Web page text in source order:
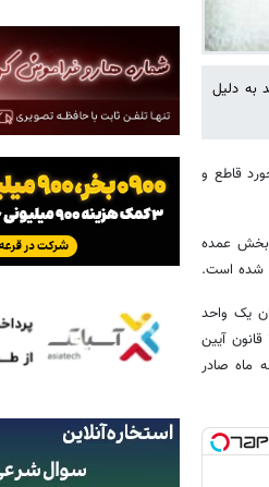
به دلیل
قاطع و
بخش عمده
شده است.
یک واحد
صنفی در شهر الوند به دلیل نقش داشتن در وقایع دی‌ماه تحت تعقیب قرار گرفتند و در اجرای ماده ۲۴۷ قانون آیین
ماه صادر